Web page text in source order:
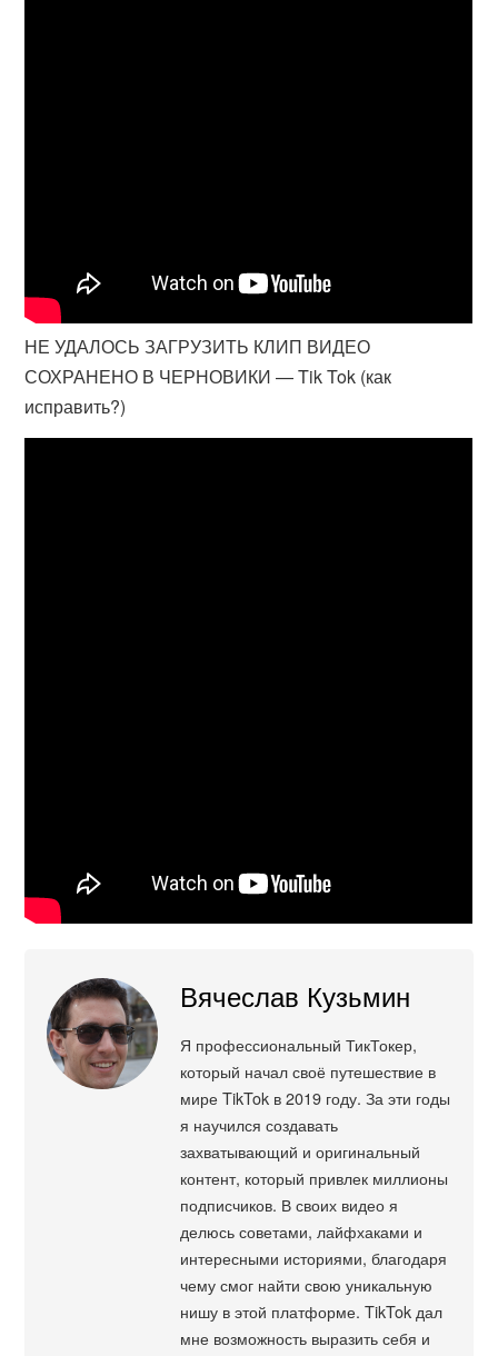
НЕ УДАЛОСЬ ЗАГРУЗИТЬ КЛИП ВИДЕО
СОХРАНЕНО В ЧЕРНОВИКИ — Tik Tok (как
исправить?)
Вячеслав Кузьмин
Я профессиональный ТикТокер,
который начал своё путешествие в
мире TikTok в 2019 году. За эти годы
я научился создавать
захватывающий и оригинальный
контент, который привлек миллионы
подписчиков. В своих видео я
делюсь советами, лайфхаками и
интересными историями, благодаря
чему смог найти свою уникальную
нишу в этой платформе. TikTok дал
мне возможность выразить себя и